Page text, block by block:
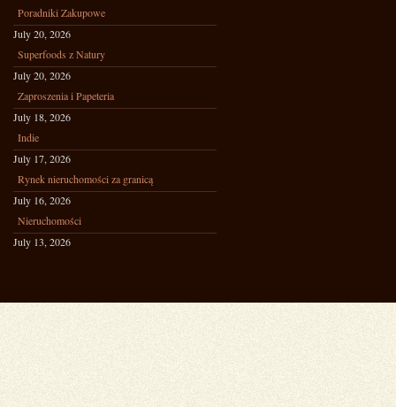
Poradniki Zakupowe
July 20, 2026
Superfoods z Natury
July 20, 2026
Zaproszenia i Papeteria
July 18, 2026
Indie
July 17, 2026
Rynek nieruchomości za granicą
July 16, 2026
Nieruchomości
July 13, 2026